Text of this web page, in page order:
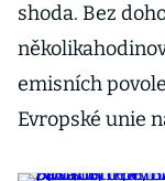
shoda. Bez
emisních
Evropské unie